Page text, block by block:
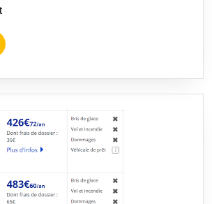
READ